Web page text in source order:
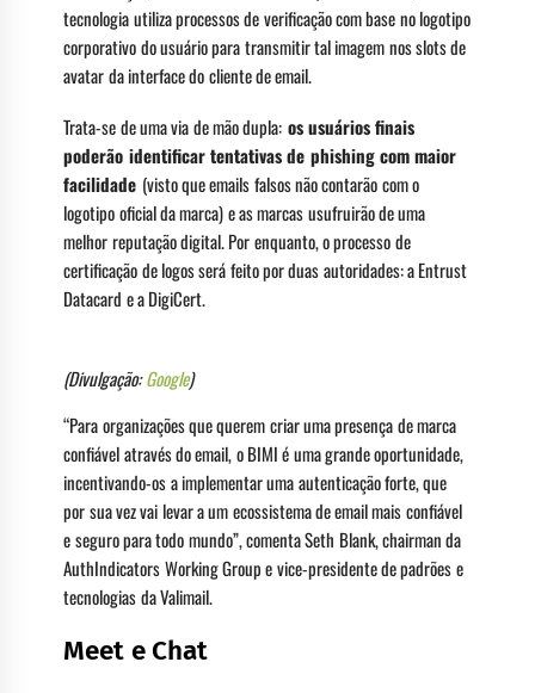
tecnologia utiliza processos de verificação com base no logotipo
corporativo do usuário para transmitir tal imagem nos slots de
avatar da interface do cliente de email.
Trata-se de uma via de mão dupla: os usuários finais
poderão identificar tentativas de phishing com maior
facilidade (visto que emails falsos não contarão com o
logotipo oficial da marca) e as marcas usufruirão de uma
melhor reputação digital. Por enquanto, o processo de
certificação de logos será feito por duas autoridades: a Entrust
Datacard e a DigiCert.
(Divulgação:Google)
“Para organizações que querem criar uma presença de marca
confiável através do email, o BIMI é uma grande oportunidade,
incentivando-os a implementar uma autenticação forte, que
por sua vez vai levar a um ecossistema de email mais confiável
e seguro para todo mundo”, comenta Seth Blank, chairman da
AuthIndicators Working Group e vice-presidente de padrões e
tecnologias da Valimail.
Meet e Chat